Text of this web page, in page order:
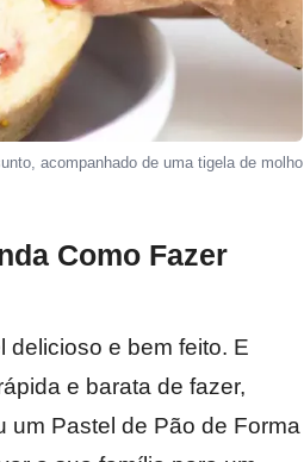
acompanhado de uma tigela de molho
Como Fazer
delicioso e bem feito. E
e barata de fazer,
um Pastel de Pão de Forma